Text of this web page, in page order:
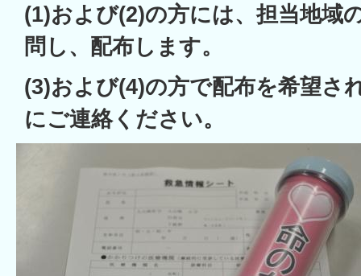
(1)および(2)の方には、担当地域
問し、配布します。
(3)および(4)の方で配布を希望さ
にご連絡ください。